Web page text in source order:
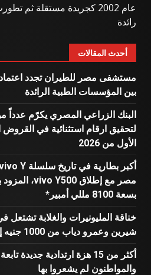
عام 2002 كجريدة مستقلة ثم
رائدة
أحدث المقالات
بين المؤسسات الطبية الرائدة
البنك الزراعي المصري يكرّم عدداً
لتحقيق ارقام استثنائية في
الأول من 2026
بسعة 8100 مللي أمبير*
خناقة المليونيرات والغلابة
شيرين وعمرو دياب من 1000 جنيه إلى نصف مليون
أكثر من 15 هزة ارتدادية جديدة
والمواطنون لم يشعروا بها